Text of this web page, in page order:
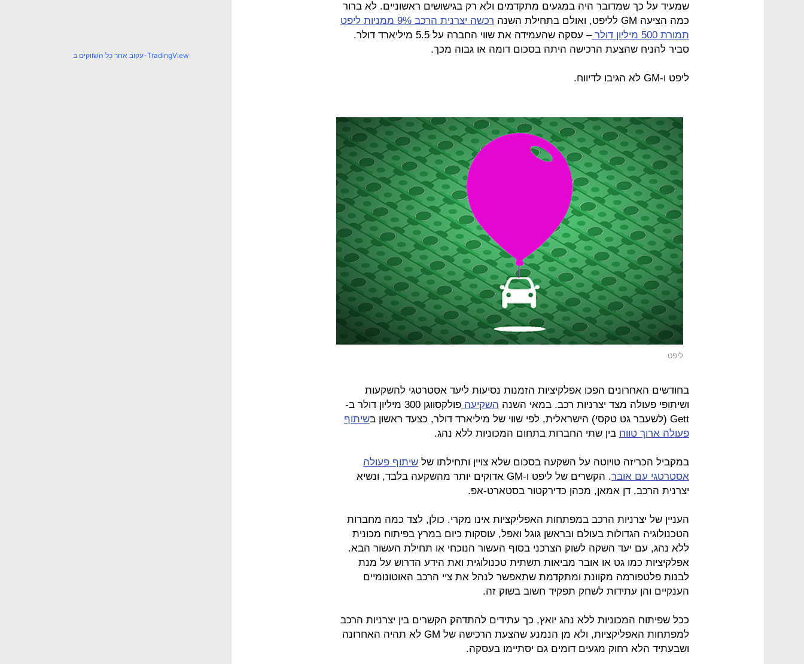
שמעיד על כך שמדובר היה במגעים מתקדמים ולא רק בגישושים ראשוניים. לא ברור
כמה הציעה GM לליפט, ואולם בתחילת השנה
רכשה יצרנית הרכב 9% ממניות ליפט
תמורת 500 מיליון דולר
– עסקה שהעמידה את שווי החברה על 5.5 מיליארד דולר.
סביר להניח שהצעת הרכישה היתה בסכום דומה או גבוה מכך.
ליפט ו-GM לא הגיבו לדיווח.
ליפט
בחודשים האחרונים הפכו אפלקיציות הזמנות נסיעות ליעד אסטרטגי להשקעות
ושיתופי פעולה מצד יצרניות רכב. במאי השנה השקיעה
פולקסווגן 300 מיליון דולר ב-
Gett (לשעבר גט טקסי) הישראלית, לפי שווי של מיליארד דולר, כצעד ראשון ב
שיתוף
פעולה ארוך טווח בין שתי החברות בתחום המכוניות ללא נהג.
במקביל הכריזה טויוטה על השקעה בסכום שלא צויין ותחילתו של שיתוף פעולה
אסטרטגי עם אובר
. הקשרים של ליפט ו-GM אדוקים יותר מהשקעה בלבד, ונשיא
יצרנית הרכב, דן אמאן, מכהן כדירקטור בסטארט-אפ.
העניין של יצרניות הרכב במפתחות האפליקציות אינו מקרי. כולן, לצד כמה מחברות
הטכנולוגיה הגדולות בעולם ובראשן גוגל ואפל, עוסקות כיום במרץ בפיתוח מכונית
ללא נהג, עם יעד השקה לשוק הצרכני בסוף העשור הנוכחי או תחילת העשור הבא.
אפלקיציות כמו גט או אובר מביאות תשתית טכנולוגית ואת הידע הדרוש על מנת
לבנות פלטפורמה מקוונת ומתקדמת שתאפשר לנהל את ציי הרכב האוטונומיים
הענקיים והן עתידות לשחק תפקיד חשוב בשוק זה.
ככל שפיתוח המכוניות ללא נהג יואץ, כך עתידים להתדהק הקשרים בין יצרניות הרכב
למפתחות האפליקציות, ולא מן הנמנע שהצעת הרכישה של GM לא תהיה האחרונה
ושבעתיד הלא רחוק מגעים דומים גם יסתיימו בעסקה.
עקוב אחר כל השווקים ב-TradingView